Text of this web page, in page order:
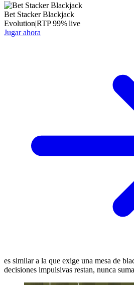
Bet Stacker Blackjack
Evolution|RTP99%|live
Jugar ahora
es similar a la que exige una mesa de
decisiones impulsivas restan, nunca